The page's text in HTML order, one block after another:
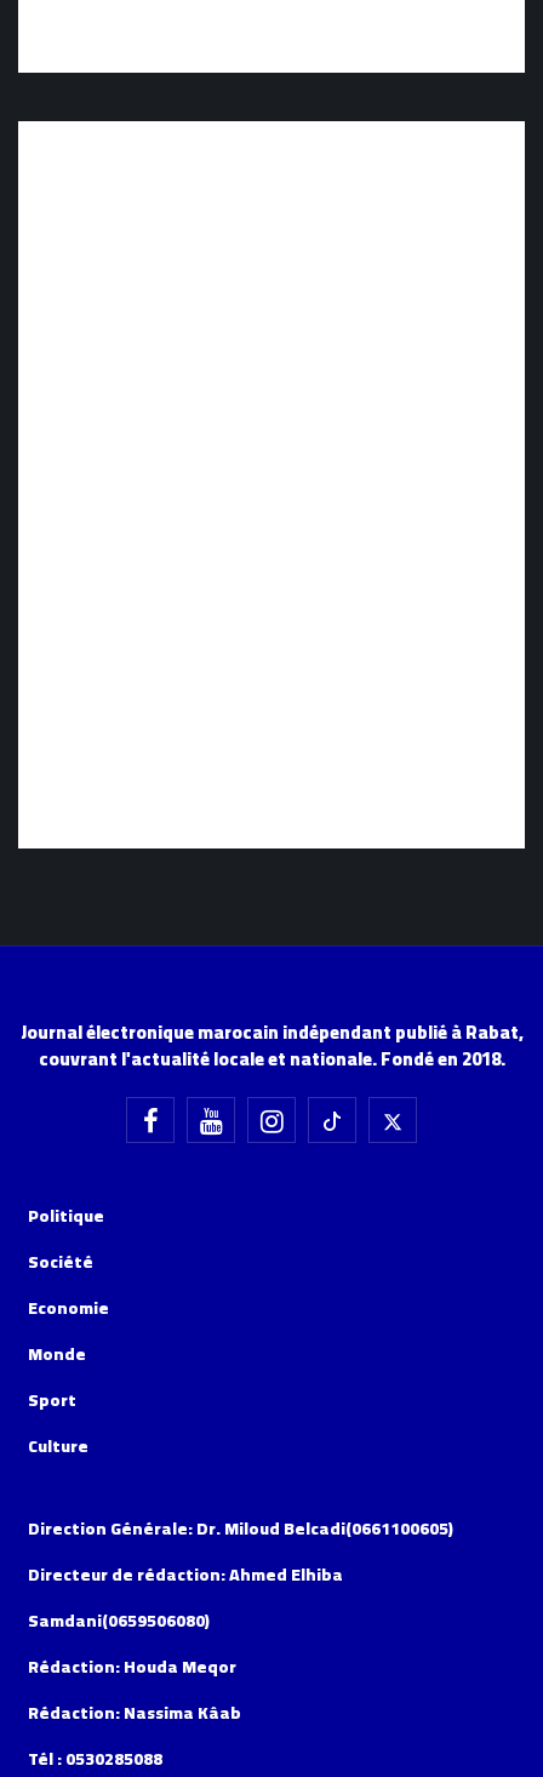
Journal électronique marocain indépendant publié à Rabat,
couvrant l'actualité locale et nationale. Fondé en 2018.
Politique
Société
Economie
Monde
Sport
Culture
Direction Générale: Dr. Miloud Belcadi(0661100605)
Directeur de rédaction: Ahmed Elhiba
Samdani(0659506080)
Rédaction: Houda Meqor
Rédaction: Nassima Kâab
Tél : 0530285088